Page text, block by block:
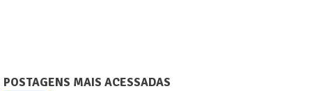
POSTAGENS MAIS ACESSADAS